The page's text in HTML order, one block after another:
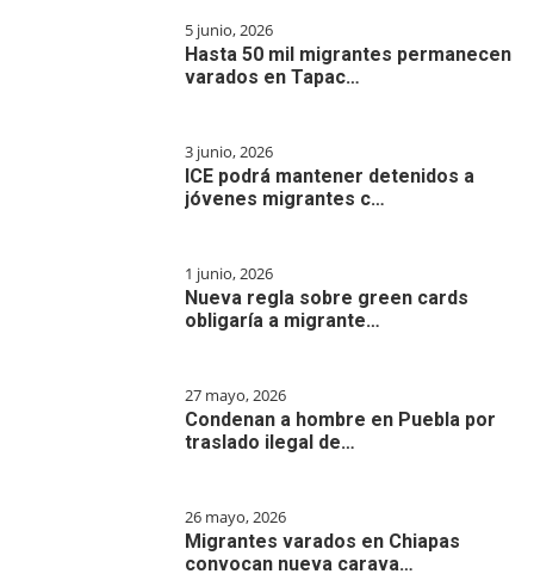
5 junio, 2026
Hasta 50 mil migrantes permanecen
varados en Tapac…
3 junio, 2026
ICE podrá mantener detenidos a
jóvenes migrantes c…
1 junio, 2026
Nueva regla sobre green cards
obligaría a migrante…
27 mayo, 2026
Condenan a hombre en Puebla por
traslado ilegal de…
26 mayo, 2026
Migrantes varados en Chiapas
convocan nueva carava…